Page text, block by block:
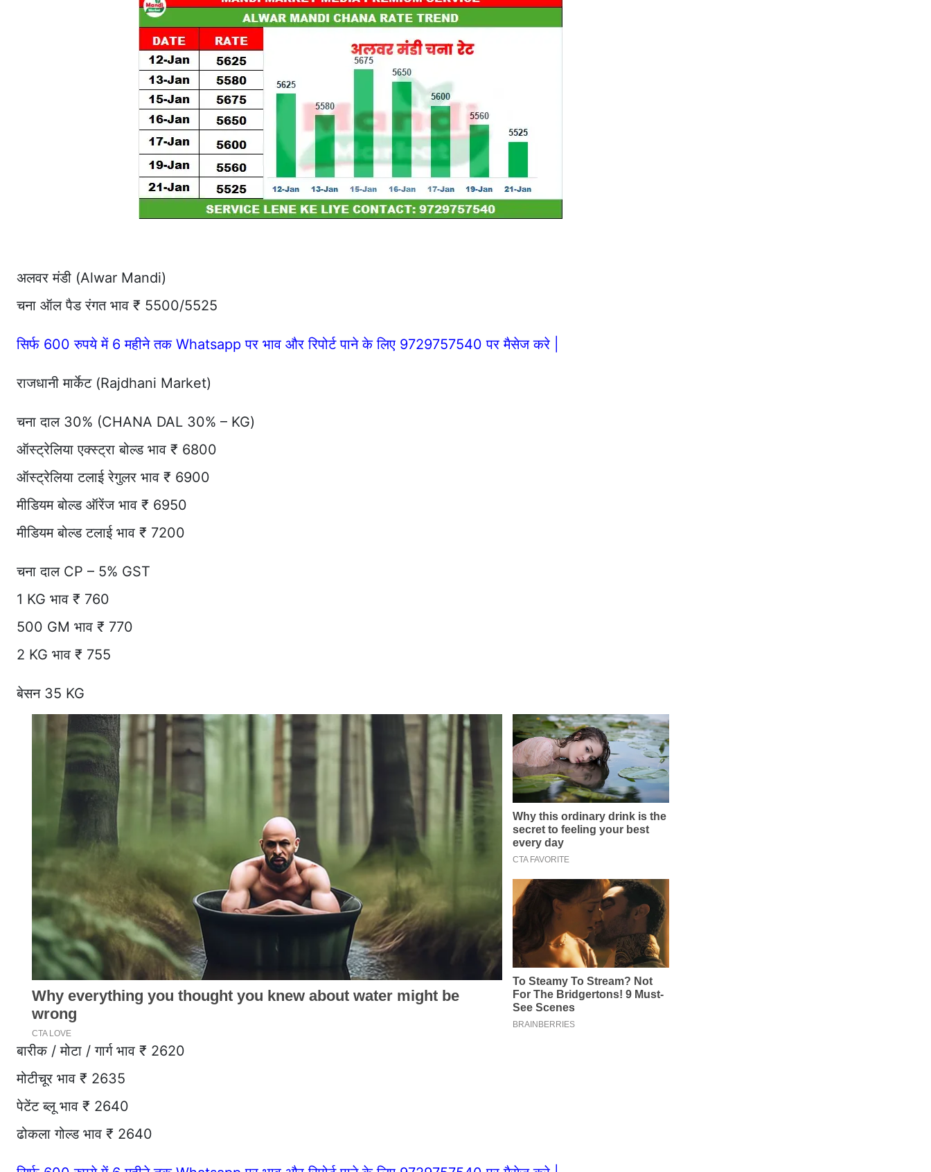
अलवर मंडी (Alwar Mandi)
चना ऑल पैड रंगत भाव ₹ 5500/5525
सिर्फ 600 रुपये में 6 महीने तक Whatsapp पर भाव और रिपोर्ट पाने के लिए 9729757540 पर मैसेज करे |
राजधानी मार्केट (Rajdhani Market)
चना दाल 30% (CHANA DAL 30% – KG)
ऑस्ट्रेलिया एक्स्ट्रा बोल्ड भाव ₹ 6800
ऑस्ट्रेलिया टलाई रेगुलर भाव ₹ 6900
मीडियम बोल्ड ऑरेंज भाव ₹ 6950
मीडियम बोल्ड टलाई भाव ₹ 7200
चना दाल CP – 5% GST
1 KG भाव ₹ 760
500 GM भाव ₹ 770
2 KG भाव ₹ 755
बेसन 35 KG
बारीक / मोटा / गार्ग भाव ₹ 2620
मोटीचूर भाव ₹ 2635
पेटेंट ब्लू भाव ₹ 2640
ढोकला गोल्ड भाव ₹ 2640